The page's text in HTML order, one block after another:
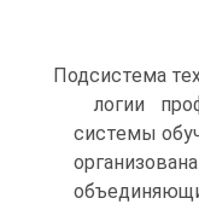
Подсистема
логии
системы